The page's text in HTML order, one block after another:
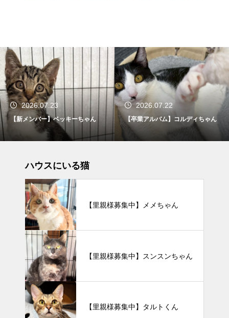
2026.07.23
【新メンバー】ベッキーちゃん
2026.07.22
【卒業アルバム】コルディちゃん
ハウスにいる猫
【里親様募集中】メメちゃん
【里親様募集中】スンスンちゃん
【里親様募集中】タルトくん